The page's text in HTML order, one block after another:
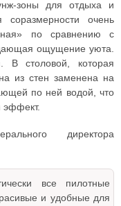
зоны для отдыха и
очень
по сравнению с
ощущение уюта.
В столовой, которая
из стен заменена на
по ней водой, что
эффект.
директора
все пилотные
и удобные для